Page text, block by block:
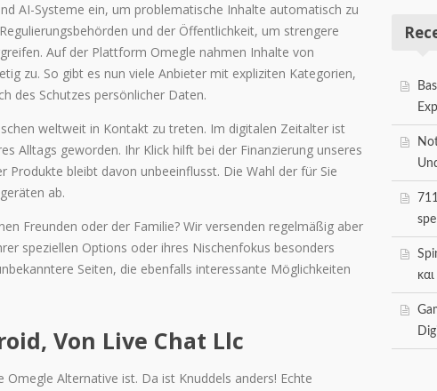
AI-Systeme ein, um problematische Inhalte automatisch zu
und der Öffentlichkeit, um strengere
Auf der Plattform Omegle nahmen Inhalte von
zu. So gibt es nun viele Anbieter mit expliziten Kategorien,
des Schutzes persönlicher Daten.
weltweit in Kontakt zu treten. Im digitalen Zeitalter ist
Alltags geworden. Ihr Klick hilft bei der Finanzierung unseres
bleibt davon unbeeinflusst. Die Wahl der für Sie
ab.
Freunden oder der Familie? Wir versenden regelmäßig aber
speziellen Options oder ihres Nischenfokus besonders
Seiten, die ebenfalls interessante Möglichkeiten
Von Live Chat Llc
Alternative ist. Da ist Knuddels anders! Echte